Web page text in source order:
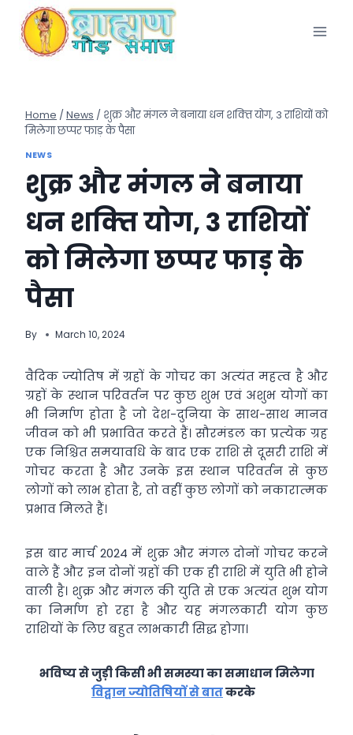
content
Home / News / शुक्र और मंगल ने बनाया धन शक्‍ति योग, 3 राशियों को
मिलेगा छप्‍पर फाड़ के पैसा
NEWS
शुक्र और मंगल ने बनाया
धन शक्‍ति योग, 3 राशियों
को मिलेगा छप्‍पर फाड़ के
पैसा
By March 10, 2024
वैदिक ज्‍योतिष में ग्रहों के गोचर का अत्‍यंत महत्‍व है और
ग्रहों के स्‍थान परिवर्तन पर कुछ शुभ एवं अशुभ योगों का
भी निर्माण होता है जो देश-दुनिया के साथ-साथ मानव
जीवन को भी प्रभावित करते हैं। सौरमंडल का प्रत्‍येक ग्रह
एक निश्चित समयावधि के बाद एक राशि से दूसरी राशि में
गोचर करता है और उनके इस स्‍थान परिवर्तन से कुछ
लोगों को लाभ होता है, तो वहीं कुछ लोगों को नकारात्‍मक
प्रभाव मिलते हैं।
इस बार मार्च 2024 में शुक्र और मंगल दोनों गोचर करने
वाले हैं और इन दोनों ग्रहों की एक ही राशि में युति भी होने
वाली है। शुक्र और मंगल की युति से एक अत्‍यंत शुभ योग
का निर्माण हो रहा है और यह मंगलकारी योग कुछ
राशियों के लिए बहुत लाभकारी सिद्ध होगा।
भविष्य से जुड़ी किसी भी समस्या का समाधान मिलेगा
विद्वान ज्योतिषियों से बातकरके